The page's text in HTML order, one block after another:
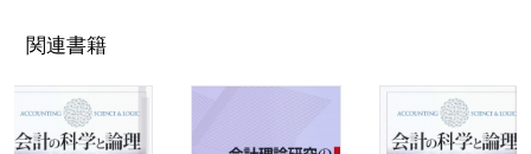
関連書籍